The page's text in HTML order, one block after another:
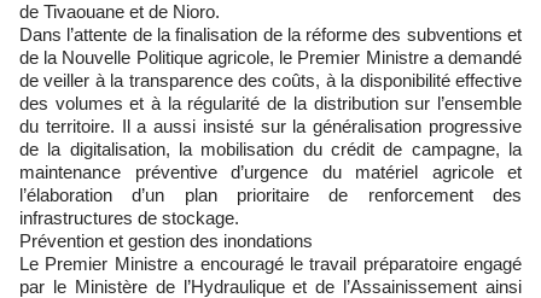
de Tivaouane et de Nioro.
Dans l’attente de la finalisation de la réforme des subventions et
de la Nouvelle Politique agricole, le Premier Ministre a demandé
de veiller à la transparence des coûts, à la disponibilité effective
des volumes et à la régularité de la distribution sur l’ensemble
du territoire. Il a aussi insisté sur la généralisation progressive
de la digitalisation, la mobilisation du crédit de campagne, la
maintenance préventive d’urgence du matériel agricole et
l’élaboration d’un plan prioritaire de renforcement des
infrastructures de stockage.
Prévention et gestion des inondations
Le Premier Ministre a encouragé le travail préparatoire engagé
par le Ministère de l’Hydraulique et de l’Assainissement ainsi